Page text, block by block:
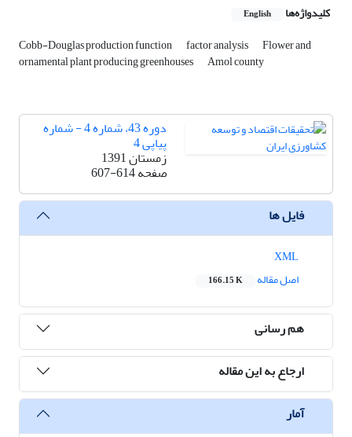
کلیدواژه‌ها English
Cobb-Douglas production function factor analysis Flower and
ornamental plant producing greenhouses Amol county
دوره 43، شماره 4 - شماره
پیاپی 4
زمستان 1391
صفحه607-614
فایل ها
اصل مقاله
166.15 K
هم رسانی
ارجاع به این مقاله
آمار